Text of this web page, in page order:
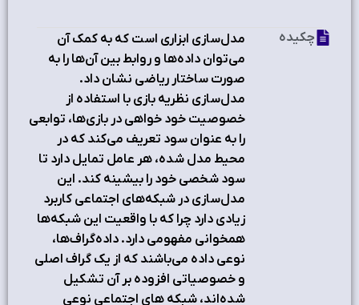
مدل‌سازی ابزاری است که به کمک آن
می‌توان داده‌ها و روابط بین آن‌ها را به
صورت ساختار ریاضی نشان داد.
مدل‌سازی نظریه بازی با استفاده از
خصوصیت خود خواهی در بازی‌ها، توابعی
را به عنوان سود تعریف می‌کند که در
محیط مدل شده، هر عامل تمایل دارد تا
سود شخصی خود را بیشینه کند. این
مدل‌سازی در شبکه‌های اجتماعی کاربرد
زیادی دارد چرا که با واقعیت این شبکه‌ها
همخوانی مفهومی دارد. داده‌گراف‌ها،
نوعی داده می‌باشند که از یک گراف اصلی
و خصوصیاتی افزوده بر آن تشکیل
شده‌اند، شبکه های اجتماعی نوعی
چکیده